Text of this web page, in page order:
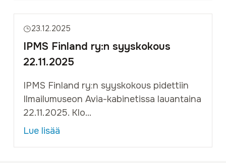
23.12.2025
IPMS Finland ry:n syyskokous
22.11.2025
IPMS Finland ry:n syyskokous pidettiin
Ilmailumuseon Avia-kabinetissa lauantaina
22.11.2025. Klo...
Lue lisää